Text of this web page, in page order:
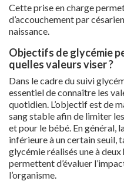
Cette prise en charge
d’accouchement par
naissance.
Objectifs de glycémie
quelles valeurs viser ?
Dans le cadre du suivi
essentiel de connaître les
quotidien. L’objectif est de
sang stable afin de limiter
et pour le bébé. En général,
inférieure à un certain seuil,
glycémie réalisés une à deux
permettent d’évaluer
l’organisme.